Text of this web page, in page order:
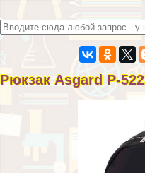
Рюкзак Asgard Р-